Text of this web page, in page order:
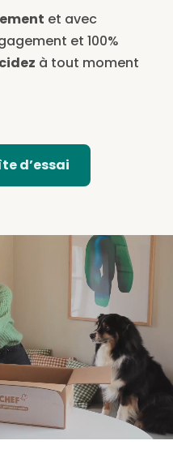
et avec
et 100%
à tout moment
d’essai